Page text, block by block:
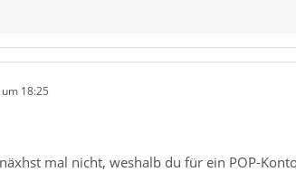
18:25
mal nicht, weshalb du für ein POP-